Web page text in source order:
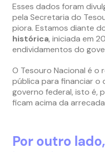
Esses dados foram
pela Secretaria do
piora. Estamos diante
histórica, iniciada em
endividamentos do
O Tesouro Nacional é o
pública para financiar
governo federal, isto é,
ficam acima da
Por outro